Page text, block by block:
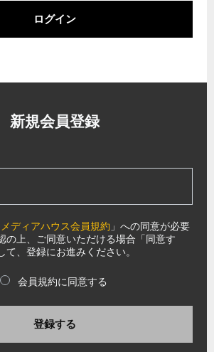
ログイン
新規会員登録
ディアハウス会員規約 」への同意が必要
の上、ご同意いただける場合「同意す
て、登録にお進みください。
会員規約に同意する
登録する